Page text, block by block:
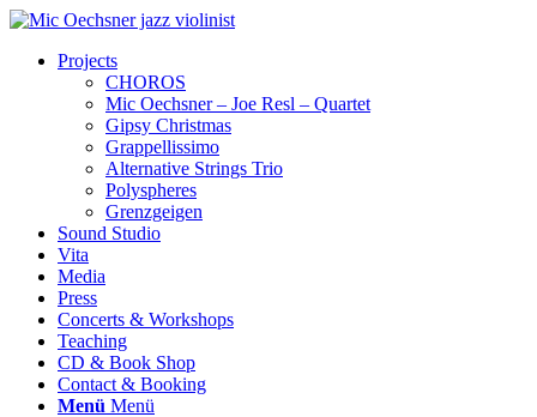
Projects
CHOROS
Mic Oechsner – Joe Resl – Quartet
Gipsy Christmas
Grappellissimo
Alternative Strings Trio
Polyspheres
Grenzgeigen
Sound Studio
Vita
Media
Press
Concerts & Workshops
Teaching
CD & Book Shop
Contact & Booking
Menü Menü